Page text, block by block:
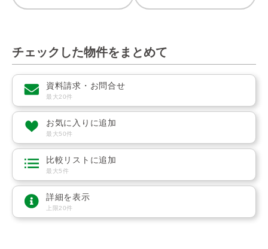
チェックした物件をまとめて
資料請求・お問合せ
最大20件
お気に入りに追加
最大50件
比較リストに追加
最大5件
詳細を表示
上限20件